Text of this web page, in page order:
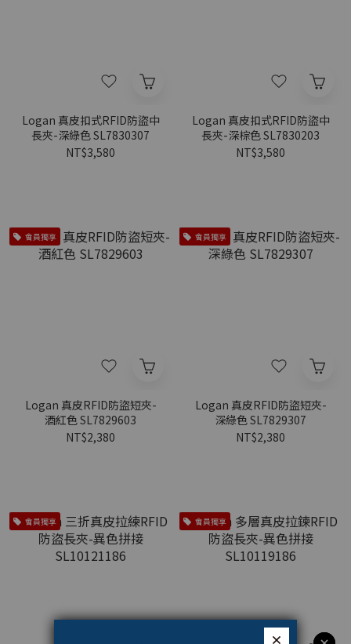
Logan 真皮扣式RFID防盜中
長夾-深綠色 SL7830307
NT$3,580
Logan 真皮扣式RFID防盜中
長夾-深棕色 SL7830203
NT$3,580
會員獨享
Logan 真皮RFID防盜短夾-
酒紅色 SL7829603
NT$2,380
會員獨享
Logan 真皮RFID防盜短夾-
深綠色 SL7829307
NT$2,380
會員獨享 會員獨享